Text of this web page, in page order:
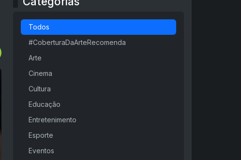
Todos
#CoberturaDaArteRecomenda
Arte
Cinema
Cultura
Educação
Entretenimento
Esporte
Eventos